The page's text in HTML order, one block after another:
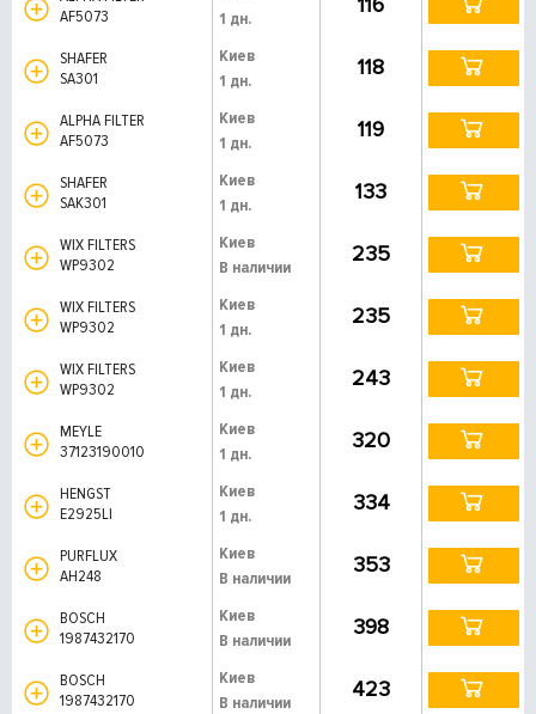
AF5073
1 дн.
116
SHAFER
SA301
Киев
1 дн.
118
ALPHA FILTER
AF5073
Киев
1 дн.
119
SHAFER
SAK301
Киев
1 дн.
133
WIX FILTERS
WP9302
Киев
В наличии
235
WIX FILTERS
WP9302
Киев
1 дн.
235
WIX FILTERS
WP9302
Киев
1 дн.
243
MEYLE
37123190010
Киев
1 дн.
320
HENGST
E2925LI
Киев
1 дн.
334
PURFLUX
AH248
Киев
В наличии
353
BOSCH
1987432170
Киев
В наличии
398
BOSCH
1987432170
Киев
В наличии
423